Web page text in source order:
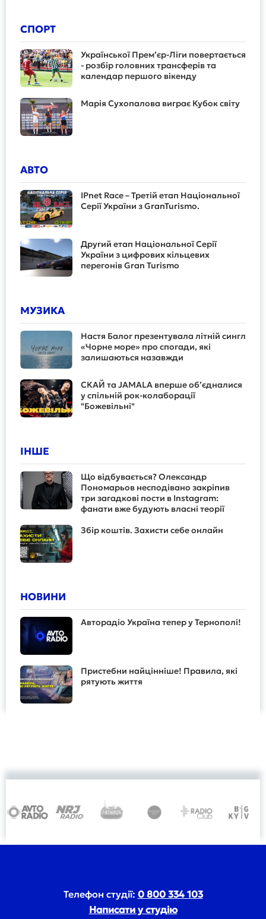
СПОРТ
Української Прем’єр-Ліги повертається
- розбір головних трансферів та
календар першого вікенду
Марія Сухопалова виграє Кубок світу
АВТО
IPnet Race – Третій етап Національної
Серії України з GranTurismo.
Другий етап Національної Серії
України з цифрових кільцевих
перегонів Gran Turismo
МУЗИКА
Настя Балог презентувала літній сингл
«Чорне море» про спогади, які
залишаються назавжди
СКАЙ та JAMALA вперше об’єдналися
у спільній рок-колаборації
"Божевільні"
ІНШЕ
Що відбувається? Олександр
Пономарьов несподівано закріпив
три загадкові пости в Instagram:
фанати вже будують власні теорії
Збір коштів. Захисти себе онлайн
НОВИНИ
Авторадіо Україна тепер у Тернополі!
Пристебни найцінніше! Правила, які
рятують життя
Телефон студії: 0 800 334 103
Написати у студію